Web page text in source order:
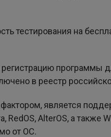
тестирования на
программы
в реестр
является
AlterOS, а также
от ОС.